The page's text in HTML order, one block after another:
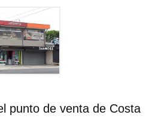
punto de venta de Costa